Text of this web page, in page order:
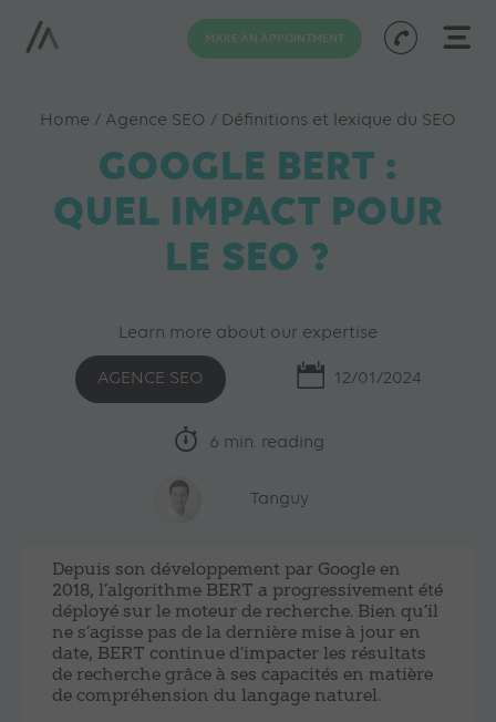
MAKE AN APPOINTMENT
Home / Agence SEO / Définitions et lexique du SEO
GOOGLE BERT :
QUEL IMPACT POUR
LE SEO ?
Learn more about our expertise
AGENCE SEO 12/01/2024
6 min. reading
Tanguy
Depuis son développement par Google en
2018, l’algorithme BERT a progressivement été
déployé sur le moteur de recherche. Bien qu’il
ne s’agisse pas de la dernière mise à jour en
date, BERT continue d’impacter les résultats
de recherche grâce à ses capacités en matière
de compréhension du langage naturel.